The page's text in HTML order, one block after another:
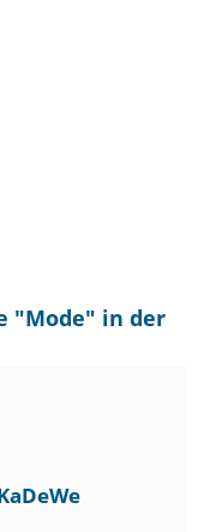
"Mode" in der